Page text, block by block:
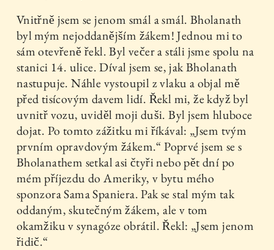
Vnitřně jsem se jenom smál a smál. Bholanath
byl mým nejoddanějším žákem! Jednou mi to
sám otevřeně řekl. Byl večer a stáli jsme spolu na
stanici 14. ulice. Díval jsem se, jak Bholanath
nastupuje. Náhle vystoupil z vlaku a objal mě
před tisícovým davem lidí. Řekl mi, že když byl
uvnitř vozu, uviděl moji duši. Byl jsem hluboce
dojat. Po tomto zážitku mi říkával: „Jsem tvým
prvním opravdovým žákem.“ Poprvé jsem se s
Bholanathem setkal asi čtyři nebo pět dní po
mém příjezdu do Ameriky, v bytu mého
sponzora Sama Spaniera. Pak se stal mým tak
oddaným, skutečným žákem, ale v tom
okamžiku v synagóze obrátil. Řekl: „Jsem jenom
řidič.“